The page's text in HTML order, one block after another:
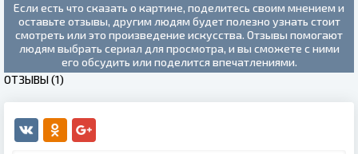
Если есть что сказать о картине, поделитесь своим мнением и
оставьте отзывы, другим людям будет полезно узнать стоит
смотреть или это произведение искусства. Отзывы помогают
людям выбрать сериал для просмотра, и вы сможете с ними
его обсудить или поделится впечатлениями.
ОТЗЫВЫ (1)